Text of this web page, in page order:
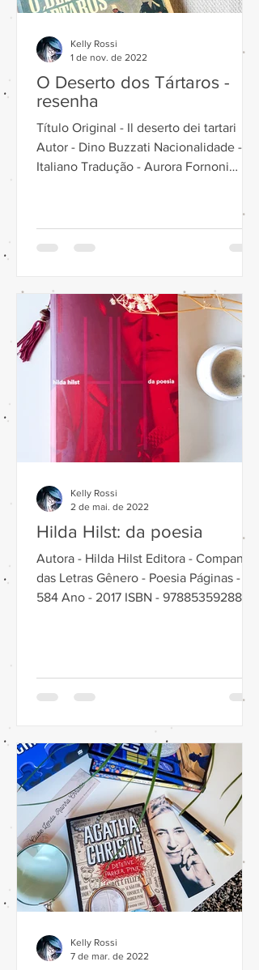
O Deserto dos Tártaros -
resenha
Título Original - Il deserto dei tartari
Autor - Dino Buzzati Nacionalidade -
Italiano Tradução - Aurora Fornoni
Kelly Rossi
1 de nov. de 2022
Hilda Hilst: da poesia
Autora - Hilda Hilst Editora - Companhia
das Letras Gênero - Poesia Páginas -
584 Ano - 2017 ISBN - 9788535928853
Kelly Rossi
2 de mai. de 2022
Kelly Rossi
7 de mar. de 2022